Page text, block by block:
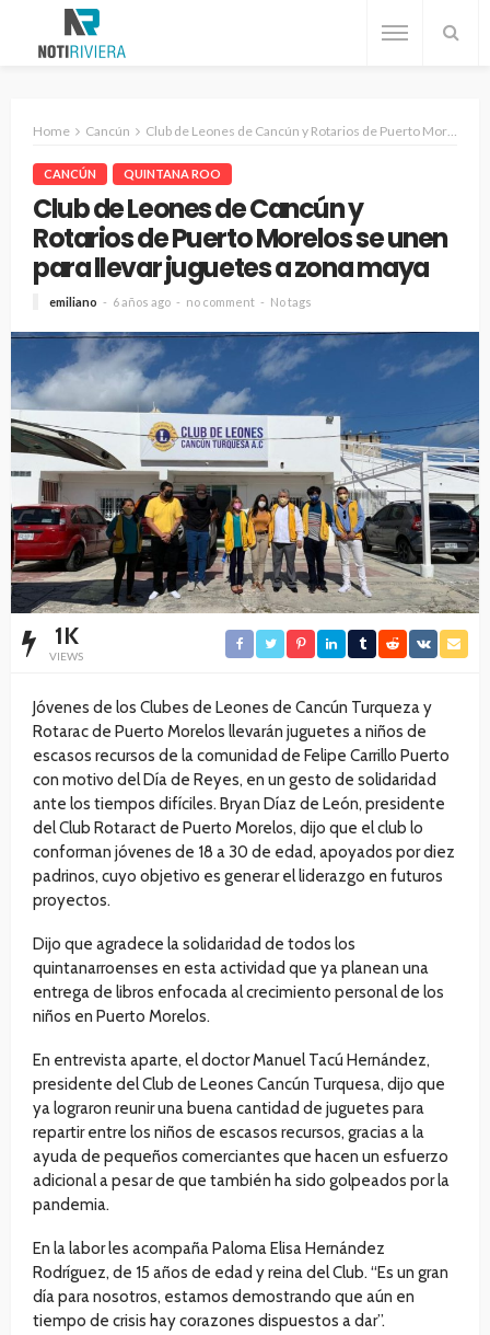
Home Cancún Club de Leones de Cancún y Rotarios de Puerto Morelos se unen para llevar juguetes a zona maya
CANCÚN QUINTANA ROO
Club de Leones de Cancún y
Rotarios de Puerto Morelos se unen
para llevar juguetes a zona maya
emiliano 6 años ago no comment No tags
1K
VIEWS
Jóvenes de los Clubes de Leones de Cancún Turqueza y
Rotarac de Puerto Morelos llevarán juguetes a niños de
escasos recursos de la comunidad de Felipe Carrillo Puerto
con motivo del Día de Reyes, en un gesto de solidaridad
ante los tiempos difíciles. Bryan Díaz de León, presidente
del Club Rotaract de Puerto Morelos, dijo que el club lo
conforman jóvenes de 18 a 30 de edad, apoyados por diez
padrinos, cuyo objetivo es generar el liderazgo en futuros
proyectos.
Dijo que agradece la solidaridad de todos los
quintanarroenses en esta actividad que ya planean una
entrega de libros enfocada al crecimiento personal de los
niños en Puerto Morelos.
En entrevista aparte, el doctor Manuel Tacú Hernández,
presidente del Club de Leones Cancún Turquesa, dijo que
ya lograron reunir una buena cantidad de juguetes para
repartir entre los niños de escasos recursos, gracias a la
ayuda de pequeños comerciantes que hacen un esfuerzo
adicional a pesar de que también ha sido golpeados por la
pandemia.
En la labor les acompaña Paloma Elisa Hernández
Rodríguez, de 15 años de edad y reina del Club. “Es un gran
día para nosotros, estamos demostrando que aún en
tiempo de crisis hay corazones dispuestos a dar”.